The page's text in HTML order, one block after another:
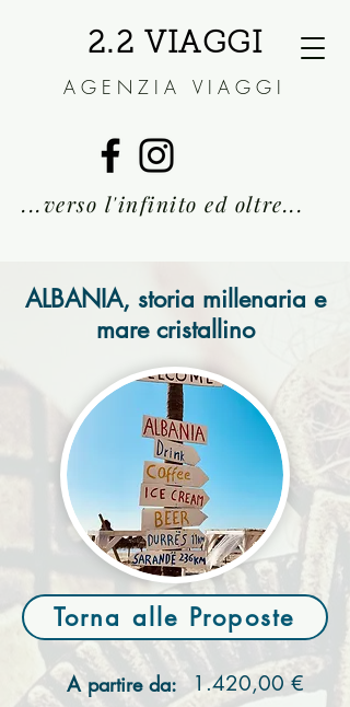
2.2 VIAGGI
AGENZIA VIAGGI
...verso l'infinito ed oltre...
ALBANIA, storia millenaria e
mare cristallino
Torna alle Proposte
1.420,00 €
A partire da: